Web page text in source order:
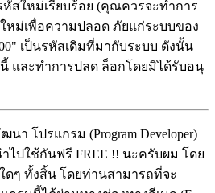
สใหม่เรียบร้อย (คุณควรจะทำการ
หม่เพื่อความปลอด ภัยแก่ระบบของ
เป็นรหัสเดิมที่มากับระบบ ดังนั้น
และทำการปลด ล็อกโดยมิได้รับอนุ
า โปรแกรม (Program Developer)
ไปใช้กันฟรี FREE !! นะครับผม โดย
ดๆ ทั้งสิ้น โดยท่านสามารถที่จะ